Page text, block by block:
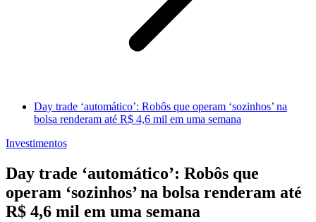
Day trade ‘automático’: Robôs que operam ‘sozinhos’ na
bolsa renderam até R$ 4,6 mil em uma semana
Investimentos
Day trade ‘automático’: Robôs que
operam ‘sozinhos’ na bolsa renderam até
R$ 4,6 mil em uma semana